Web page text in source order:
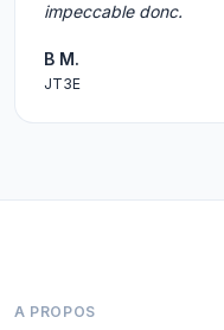
impeccable donc.
B M.
JT3E
A PROPOS